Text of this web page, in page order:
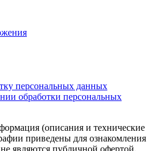
персональных данных
обработки персональных
(описания и технические
приведены для ознакомления
являются публичной офертой.